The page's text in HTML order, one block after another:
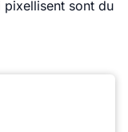
pixellisent sont du